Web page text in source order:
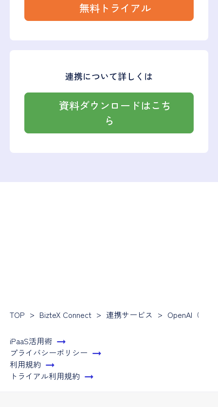
無料トライアル
連携について詳しくは
資料ダウンロードはこち
ら
TOP BizteX Connect 連携サービス OpenAI（
iPaaS活用術
プライバシーポリシー
利用規約
トライアル利用規約